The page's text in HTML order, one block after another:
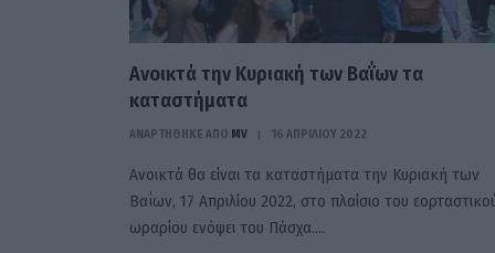
Ανοικτά την Κυριακή των Βαΐων τα
καταστήματα
ΑΝΑΡΤΗΘΗΚΕ ΑΠΟ MV 16 ΑΠΡΙΛΊΟΥ 2022
Ανοικτά θα είναι τα καταστήματα την Κυριακή των
Βαΐων, 17 Απριλίου 2022, στο πλαίσιο του
ωραρίου ενόψει του Πάσχα.…